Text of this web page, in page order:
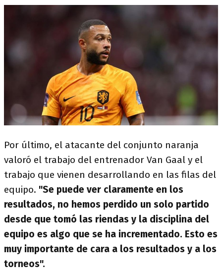
Por último, el atacante del conjunto naranja
valoró el trabajo del entrenador Van Gaal y el
trabajo que vienen desarrollando en las filas del
equipo. "Se puede ver claramente en los
resultados, no hemos perdido un solo partido
desde que tomó las riendas y la disciplina del
equipo es algo que se ha incrementado. Esto es
muy importante de cara a los resultados y a los
torneos".